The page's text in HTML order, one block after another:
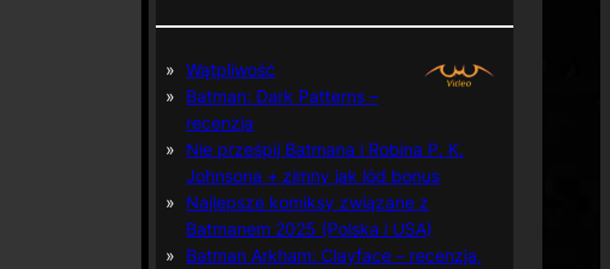
Wątpliwość
Batman: Dark Patterns –
recenzja
Nie prześpij Batmana i Robina P. K.
Johnsona + zimny jak lód bonus
Najlepsze komiksy związane z
Batmanem 2025 (Polska i USA)
Batman Arkham: Clayface – recenzja,